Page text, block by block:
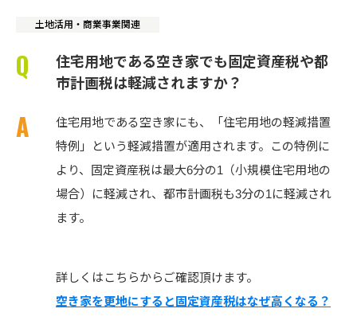
土地活用・商業事業関連
住宅用地である空き家でも固定資産税や都
市計画税は軽減されますか？
住宅用地である空き家にも、「住宅用地の軽減措置
特例」という軽減措置が適用されます。この特例に
より、固定資産税は最大6分の1（小規模住宅用地の
場合）に軽減され、都市計画税も3分の1に軽減され
ます。
詳しくはこちらからご確認頂けます。
空き家を更地にすると固定資産税はなぜ高くなる？